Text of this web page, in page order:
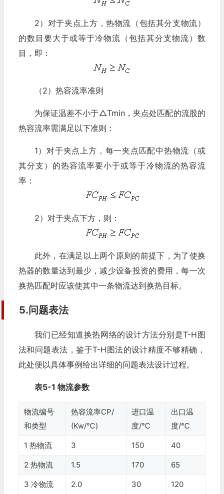
2）对于夹点上方，热物流（包括其分支物流）
的数目要大于或等于冷物流（包括其分支物流）数
目，即：
（2）热容流率准则
为保证温差不小于△Tmin，夹点处匹配的流股的
热容流率需满足以下准则：
1）对于夹点上方，每一夹点匹配中热物流（或
其分支）的热容流率要小于或等于冷物流的热容流
率：
2）对于夹点下方，则：
此外，在满足以上两个原则的前提下，为了使换
热器的数量达到最少，减少设备投资的费用，每一次
换热匹配时应该使其中一条物流达到换热目标。
5.问题表法
我们已经知道换热网络的设计方法分别是T-H图
法和问题表法，鉴于T-H图法的设计精度不够精确，
此处便以具体事例给出详细的问题表法设计过程。
表5-1 物流参数
物流编号
和类型
热容流率CP/
(Kw/℃)
进口温
度/℃
出口温
度/℃
1 热物流 3 150 40
2 热物流 1.5 170 65
3 冷物流 2.0 30 120